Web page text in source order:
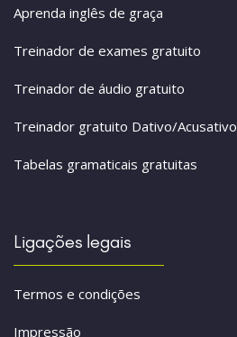
Aprenda inglês de graça
Treinador de exames gratuito
Treinador de áudio gratuito
Treinador gratuito Dativo/Acusativo
Tabelas gramaticais gratuitas
Ligações legais
Termos e condições
Impressão